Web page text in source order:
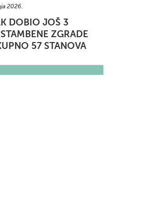
2026.
DOBIO JOŠ 3
ZGRADE
57 STANOVA